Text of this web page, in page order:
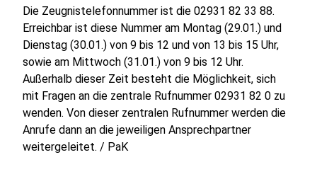
Die Zeugnistelefonnummer ist die 02931 82 33 88.
Erreichbar ist diese Nummer am Montag (29.01.) und
Dienstag (30.01.) von 9 bis 12 und von 13 bis 15 Uhr,
sowie am Mittwoch (31.01.) von 9 bis 12 Uhr.
Außerhalb dieser Zeit besteht die Möglichkeit, sich
mit Fragen an die zentrale Rufnummer 02931 82 0 zu
wenden. Von dieser zentralen Rufnummer werden die
Anrufe dann an die jeweiligen Ansprechpartner
weitergeleitet. / PaK